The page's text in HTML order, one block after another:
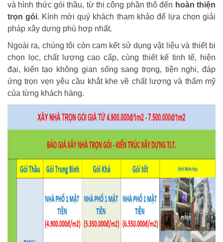
và hình thức gói thầu, từ thi công phần thô đến hoàn thiện
trọn gói. Kính mời quý khách tham khảo để lựa chọn giải
pháp xây dựng phù hợp nhất.
Ngoài ra, chúng tôi còn cam kết sử dụng vật liệu và thiết bị
chọn lọc, chất lượng cao cấp, cùng thiết kế tinh tế, hiện
đại, kiến tạo không gian sống sang trọng, tiện nghi, đáp
ứng trọn vẹn yêu cầu khắt khe về chất lượng và thẩm mỹ
của từng khách hàng.